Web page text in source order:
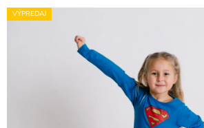
produktu
VÝPREDAJ